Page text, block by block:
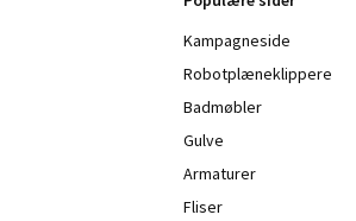
Kampagneside
Robotplæneklippere
Badmøbler
Gulve
Armaturer
Fliser